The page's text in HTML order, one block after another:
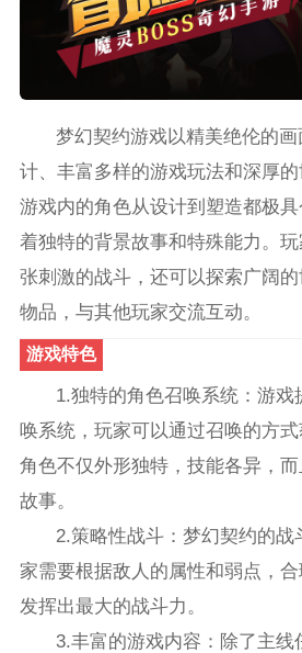
梦幻契约游戏以精美绝伦的
计、丰富多样的游戏玩法和深厚的
游戏内的角色从设计到塑造都极
着独特的背景故事和特殊能力。
张刺激的战斗，还可以探索广阔
物品，与其他玩家交流互动。
游戏特色
1.独特的角色召唤系统：游戏
唤系统，玩家可以通过召唤的方
角色不仅外形独特，技能各异，
故事。
2.策略性战斗：梦幻契约的
家需要根据敌人的属性和弱点，合
发挥出最大的战斗力。
3.丰富的游戏内容：除了主线